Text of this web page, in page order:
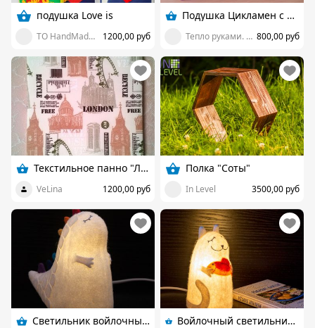
подушка Love is
ТО HandMade с любовью 1200,00 руб
Подушка Цикламен с цветком
Тепло руками. Вязание на заказ 800,00 руб
Текстильное панно "Лондон"
VeLina 1200,00 руб
Полка "Соты"
In Level 3500,00 руб
Светильник войлочный Дракон Войлочный светильник "Кот, приносящий удачу"